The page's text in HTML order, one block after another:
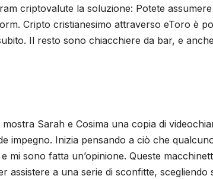
criptovalute la soluzione: Potete
Cripto cristianesimo attraverso eToro è
Il resto sono chiacchiere da bar, e
Sarah e Cosima una copia di
impegno. Inizia pensando a ciò che
sono fatta un’opinione. Queste
a una serie di sconfitte, scegliendo